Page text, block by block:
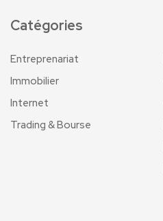
Catégories
Entreprenariat
Immobilier
Internet
Trading & Bourse